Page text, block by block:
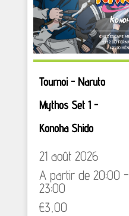
Tournoi - Naruto
Mythos Set 1 -
Konoha Shido
21 août 2026
A partir de 20:00 -
23:00
€3,00